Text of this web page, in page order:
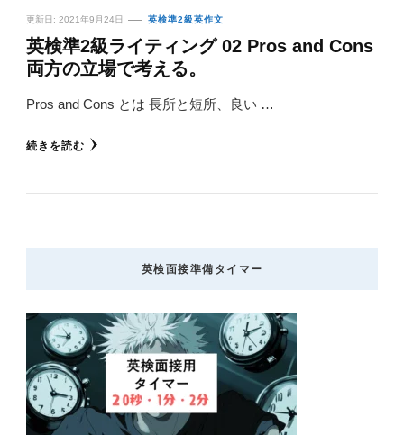
更新日: 2021年9月24日 英検準2級英作文
英検準2級ライティング 02 Pros and Cons
両方の立場で考える。
Pros and Cons とは 長所と短所、良い …
続きを読む
英検面接準備タイマー